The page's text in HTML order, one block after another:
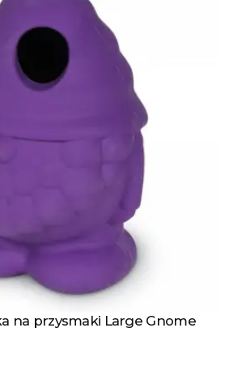
na przysmaki Large Gnome